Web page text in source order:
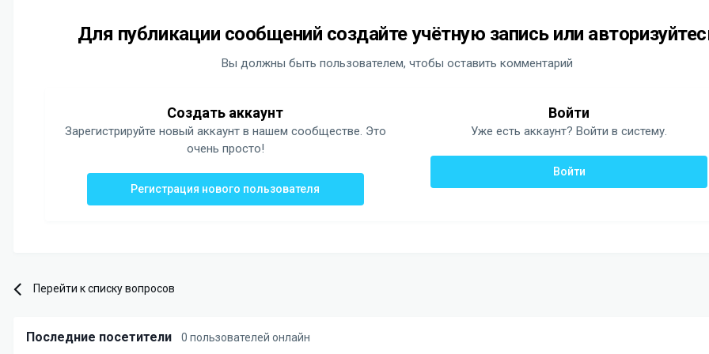
Для публикации сообщений создайте учётную запись или
Вы должны быть пользователем, чтобы оставить комментарий
Создать аккаунт
Зарегистрируйте новый аккаунт в нашем сообществе. Это
очень просто!
Регистрация нового пользователя
Войти
Уже есть аккаунт? Войти в систему.
Войти
Перейти к списку вопросов
Последние посетители 0 пользователей онлайн